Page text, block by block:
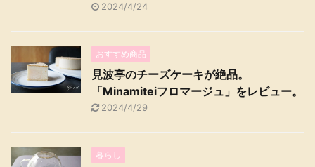
2024/4/24
おすすめ商品
見波亭のチーズケーキが絶品。
「Minamiteiフロマージュ」をレビュー。
2024/4/29
暮らし